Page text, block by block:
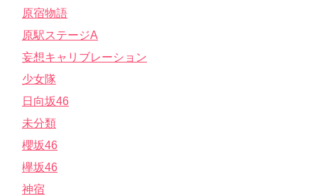
原宿物語
原駅ステージA
妄想キャリブレーション
少女隊
日向坂46
未分類
櫻坂46
欅坂46
神宿